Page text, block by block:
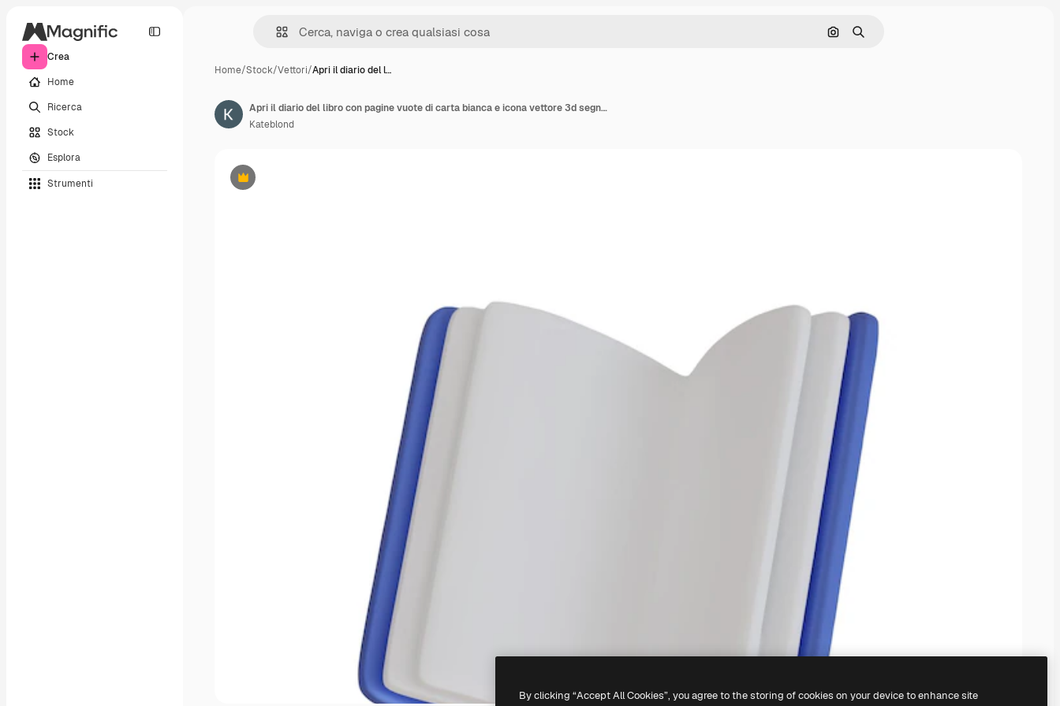
Crea
Home
Ricerca
Stock
Esplora
Strumenti
Cerca per immagine
Ricerca
Home/Stock/Vettori/Apri il diario del l…
Premium
Apri il diario del libro con pagine vuote di carta bianca e icona vettore 3d segnalibro Stile realistico cartoon
Kateblond
By clicking “Accept All Cookies”, you agree to the storing of cookies on your device to enhance site